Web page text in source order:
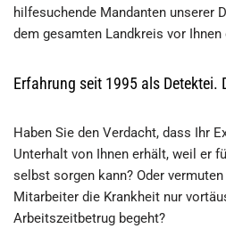
hilfesuchende Mandanten unserer
dem gesamten Landkreis vor Ihnen
Erfahrung seit 1995 als Detektei.
Haben Sie den Verdacht, dass Ihr
Unterhalt von Ihnen erhält, weil er
selbst sorgen kann? Oder
Mitarbeiter die Krankheit nur
Arbeitszeitbetrug begeht?